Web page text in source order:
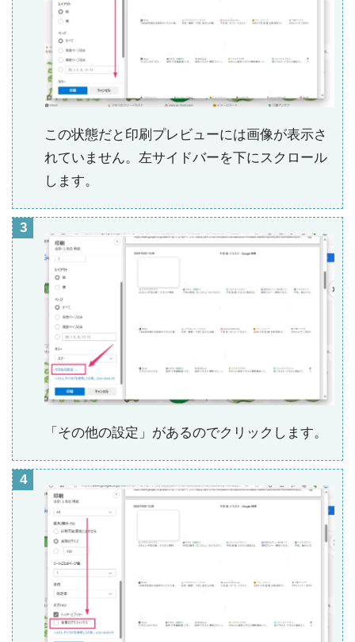
この状態だと印刷プレビューには画像が表示さ
れていません。左サイドバーを下にスクロール
します。
「その他の設定」があるのでクリックします。